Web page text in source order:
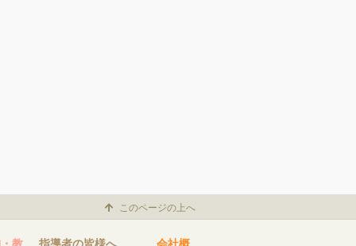
このページの上へ